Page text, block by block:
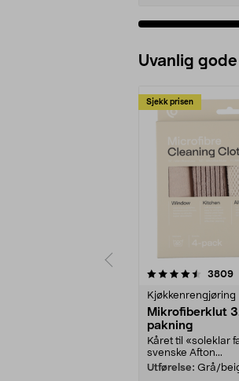
Uvanlig
Sjekk prisen
3809
Kjøkkenrengjøring
Mikrofiberklut
pakning
Kåret til «soleklar
svenske Afton...
Utførelse: Grå/
4.5av 5